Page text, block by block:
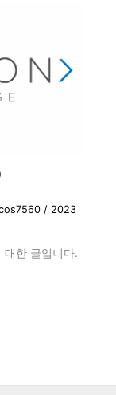
/ 2023
대한 글입니다.